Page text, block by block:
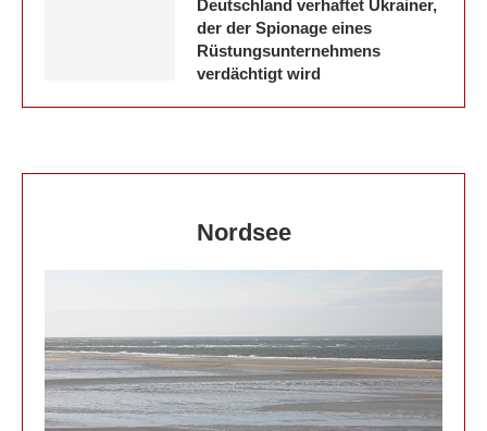
Deutschland verhaftet Ukrainer,
der der Spionage eines
Rüstungsunternehmens
verdächtigt wird
Nordsee